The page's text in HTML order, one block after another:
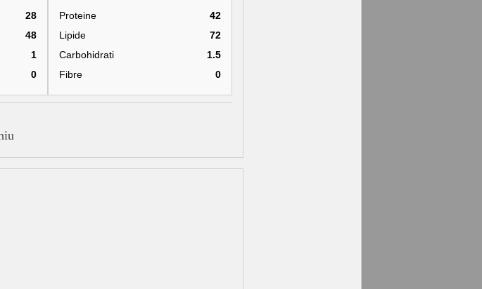
28
48
1
0
Proteine
42
Lipide
72
Carbohidrati
1.5
Fibre
0